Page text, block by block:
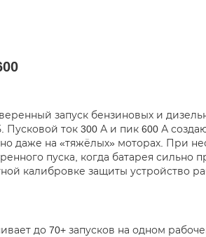
запуск бензиновых и
ток 300 А и пик 600 А
даже на «тяжёлых» моторах. При
пуска, когда батарея сильно
калибровке защиты устройство
до 70+ запусков на одном